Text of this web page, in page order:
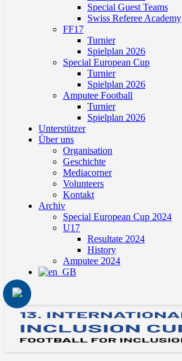
Special Guest Teams
Swiss Referee Academy
FF17
Turnier
Spielplan 2026
Special European Cup
Turnier
Spielplan 2026
Amputee Football
Turnier
Spielplan 2026
Unterstützer
Über uns
Organisation
Geschichte
Mediacorner
Volunteers
Kontakt
Archiv
Special European Cup 2024
U17
Resultate 2024
History
Amputee 2024